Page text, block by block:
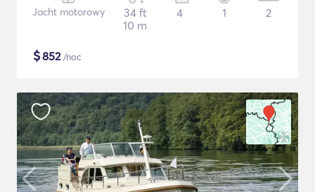
Jacht motorowy
34 ft
10 m
4 1 2
$852/noc